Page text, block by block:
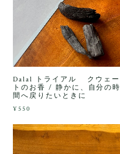
Dalal トライアル クウェー
トのお香 / 静かに、自分の時
間へ戻りたいときに
¥550